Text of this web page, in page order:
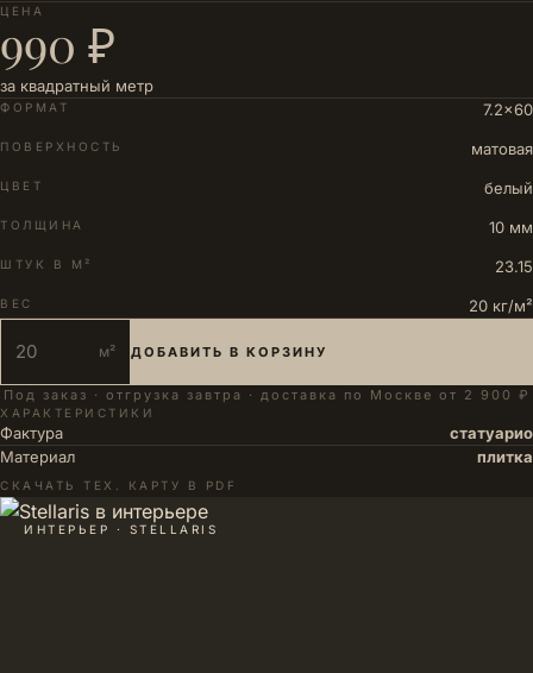
ЦЕНА
990 ₽
за квадратный метр
ФОРМАТ 7.2×60
ПОВЕРХНОСТЬ матовая
ЦВЕТ белый
ТОЛЩИНА 10 мм
ШТУК В М² 23.15
ВЕС 20 кг/м²
м² ДОБАВИТЬ В КОРЗИНУ
Под заказ · отгрузка завтра · доставка по Москве от 2 900 ₽
ХАРАКТЕРИСТИКИ
Фактура
статуарио
Материал
плитка
СКАЧАТЬ ТЕХ. КАРТУ В PDF
ИНТЕРЬЕР · STELLARIS